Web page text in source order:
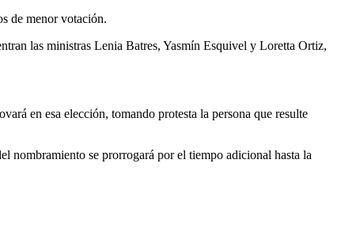
de menor votación.
las ministras Lenia Batres, Yasmín Esquivel y Loretta Ortiz,
en esa elección, tomando protesta la persona que resulte
nombramiento se prorrogará por el tiempo adicional hasta la